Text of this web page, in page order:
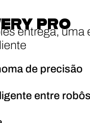
PRO
entrega, uma
de precisão
entre robôs